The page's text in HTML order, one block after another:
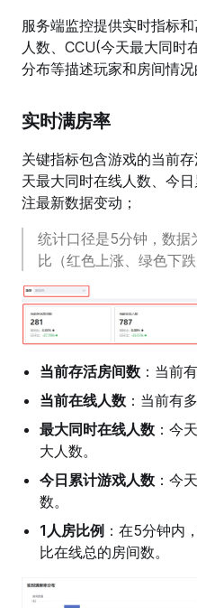
服务端监控提供实时指标
人数、CCU(今天最大同时
分布等描述玩家和房间情
实时满房率
关键指标包含游戏的当前
天最大同时在线人数、今
注最新数据变动；
统计口径是5分钟，数据
比（红色上涨、绿色下跌
当前存活房间数 ：当前
当前在线人数 ：当前有
最大同时在线人数 ：今
大人数。
今日累计游戏人数 ：今
数。
1人房比例 ：在5分钟内
比在线总的房间数。